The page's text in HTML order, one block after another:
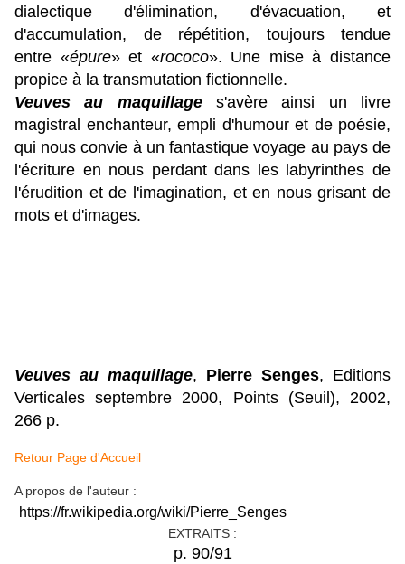
dialectiqued'élimination, d'évacuation, et
d'accumulation, de répétition, toujours tendue
entre «épure»et «rococo». Une mise à distance
propice à la transmutation fictionnelle.
Veuves au maquillages'avère ainsi un livre
magistral enchanteur, empli d'humour et de poésie,
qui nous convie à un fantastique voyage au pays de
l'écriture en nous perdant dans les labyrinthes de
l'érudition et de l'imagination, et en nous grisant de
mots et d'images.
Veuves au maquillage, Pierre Senges, Editions
Verticales septembre 2000, Points (Seuil), 2002,
266 p.
Retour Page d'Accueil
A propos de l'auteur :
https://fr.wikipedia.org/wiki/Pierre_Senges
EXTRAITS :
p. 90/91